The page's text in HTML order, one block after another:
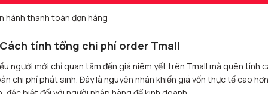
hành thanh toán đơn hàng
tính tổng chi phí order Tmall
người mới chỉ quan tâm đến giá niêm yết trên Tmall mà quên tính
chi phí phát sinh. Đây là nguyên nhân khiến giá vốn thực tế cao